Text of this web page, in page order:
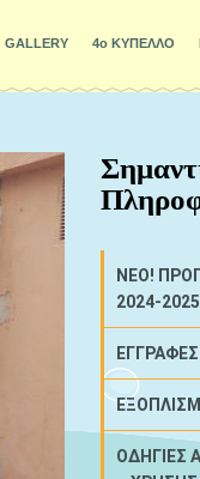
GALLERY 4ο ΚΥΠΕΛΛΟ
NEO!
2024-2025
ΟΔΗΓΙΕΣ